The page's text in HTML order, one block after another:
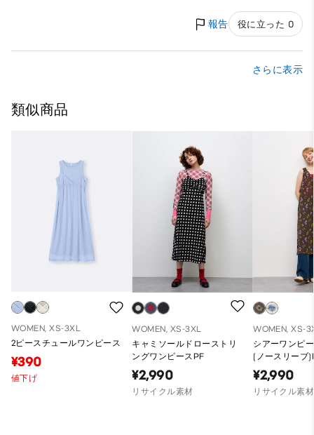
報告 役に立った 0
さらに表示
類似商品
WOMEN, XS-3XL
2ピースチュールワンピース
¥390
値下げ
WOMEN, XS-3XL
キャミソールドローストリ
ングワンピースPF
¥2,990
リサイクル素材
WOMEN, XS-
シアーワンピ
(ノースリーブ
¥2,990
リサイクル素材